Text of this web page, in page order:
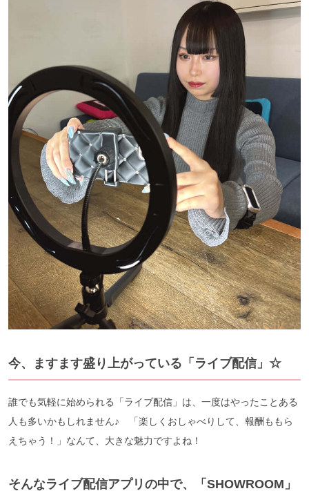
今、ますます盛り上がっている「ライブ配信」☆
誰でも気軽に始められる「ライブ配信」は、一度はやったことある
人も多いかもしれません♪ 「楽しくおしゃべりして、報酬ももら
えちゃう！」なんて、大きな魅力ですよね！
そんなライブ配信アプリの中で、「SHOWROOM」